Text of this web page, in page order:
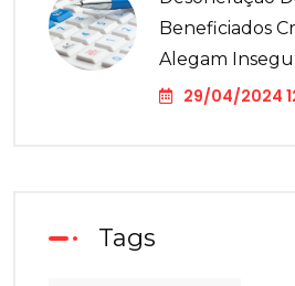
Beneficiados
Alegam
29/04/2024
Tags